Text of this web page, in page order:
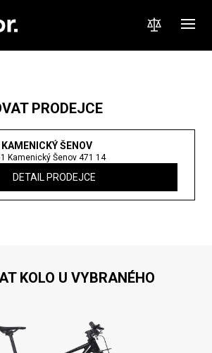
PRODEJCE
ŠENOV
Kamenický Šenov 471 14
DETAIL PRODEJCE
KOLO U VYBRANÉHO